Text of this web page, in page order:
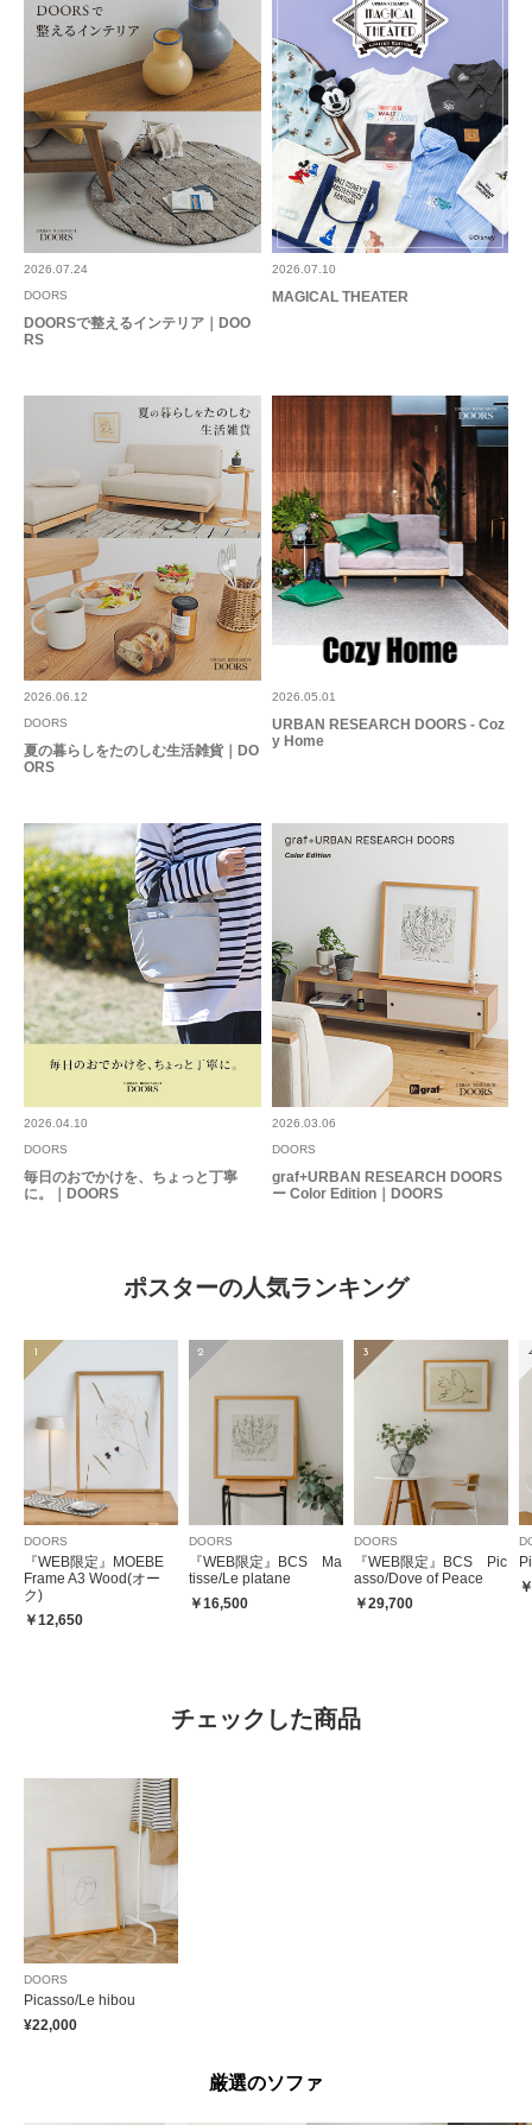
eriiii
40代 足のサイズ: 23cm 性別:
お子様の身長: 136～140cm 身長:151～155cm 体型: ふつう
リビングの壁一画だけカラークロスにし、長年その壁に合う何かを探してい
ました。
リビングにふくろうを飾るのは風水的にもいいと聞いており何か飾りたいと
も考えていたところ、こちらのえを発見。
元々はピカソのこの一筆描きシリーズ(といっていいのでしょうか)の鳩は好
きだったんですが、リビングには絶対このふくろうだ！！と直感。
結果大満足です。
少々値が張りますが…^^;
続きを読む
参考になった Like!
とじる
2026.07.24
DOORS
DOORSで整えるインテリア｜DOO
RS
2026.07.10
MAGICAL THEATER
2026.06.12
DOORS
夏の暮らしをたのしむ生活雑貨｜DO
ORS
2026.05.01
URBAN RESEARCH DOORS - Coz
y Home
2026.04.10
DOORS
毎日のおでかけを、ちょっと丁寧
に。｜DOORS
2026.03.06
DOORS
graf+URBAN RESEARCH DOORS
ー Color Edition｜DOORS
ポスターの人気ランキング
1
DOORS
『WEB限定』MOEBE
Frame A3 Wood(オー
ク)
￥12,650
2
DOORS
『WEB限定』BCS Ma
tisse/Le platane
￥16,500
3
DOORS
『WEB限定』BCS Pic
asso/Dove of Peace
￥29,700
チェックした商品
DOORS
Picasso/Le hibou
¥22,000
厳選のソファ